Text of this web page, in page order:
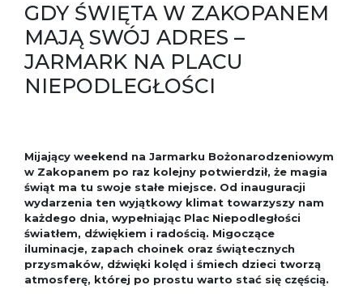
GDY ŚWIĘTA W ZAKOPANEM
MAJĄ SWÓJ ADRES –
JARMARK NA PLACU
NIEPODLEGŁOŚCI
Mijający weekend na Jarmarku Bożonarodzeniowym
w Zakopanem po raz kolejny potwierdził, że magia
świąt ma tu swoje stałe miejsce. Od inauguracji
wydarzenia ten wyjątkowy klimat towarzyszy nam
każdego dnia, wypełniając Plac Niepodległości
światłem, dźwiękiem i radością. Migoczące
iluminacje, zapach choinek oraz świątecznych
przysmaków, dźwięki kolęd i śmiech dzieci tworzą
atmosferę, której po prostu warto stać się częścią.